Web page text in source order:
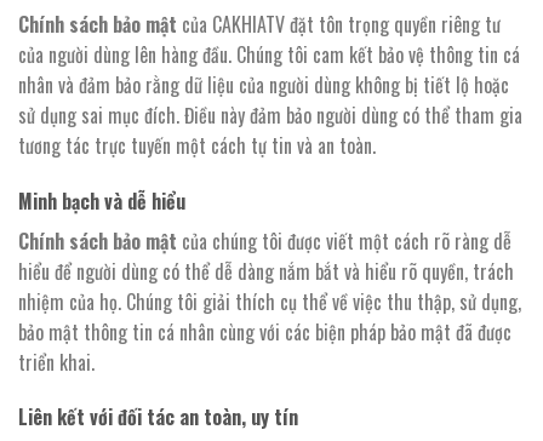
Chính sách bảo mật của CAKHIATV đặt tôn trọng quyền riêng tư
của người dùng lên hàng đầu. Chúng tôi cam kết bảo vệ thông tin cá
nhân và đảm bảo rằng dữ liệu của người dùng không bị tiết lộ hoặc
sử dụng sai mục đích. Điều này đảm bảo người dùng có thể tham gia
tương tác trực tuyến một cách tự tin và an toàn.
Minh bạch và dễ hiểu
Chính sách bảo mật của chúng tôi được viết một cách rõ ràng dễ
hiểu để người dùng có thể dễ dàng nắm bắt và hiểu rõ quyền, trách
nhiệm của họ. Chúng tôi giải thích cụ thể về việc thu thập, sử dụng,
bảo mật thông tin cá nhân cùng với các biện pháp bảo mật đã được
triển khai.
Liên kết với đối tác an toàn, uy tín